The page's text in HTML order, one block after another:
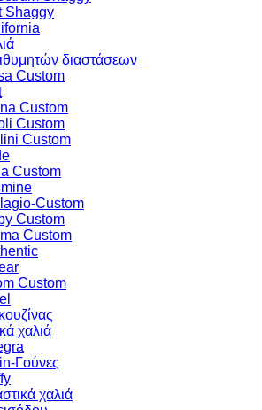
Shaggy
διαστάσεων
Custom
Custom
Custom
Custom
Custom
Custom
Custom
Custom
Custom
χαλιά
Γούνες
χαλιά